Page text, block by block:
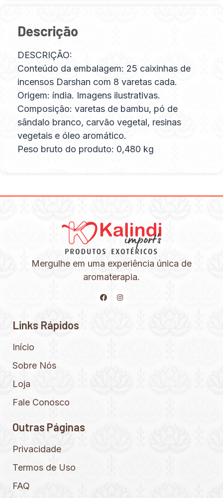
Descrição
DESCRIÇÃO:
Conteúdo da embalagem: 25 caixinhas de
incensos Darshan com 8 varetas cada.
Origem: índia. Imagens ilustrativas.
Composição: varetas de bambu, pó de
sândalo branco, carvão vegetal, resinas
vegetais e óleo aromático.
Peso bruto do produto: 0,480 kg
Mergulhe em uma experiência única de
aromaterapia.
Links Rápidos
Início
Sobre Nós
Loja
Fale Conosco
Outras Páginas
Privacidade
Termos de Uso
FAQ